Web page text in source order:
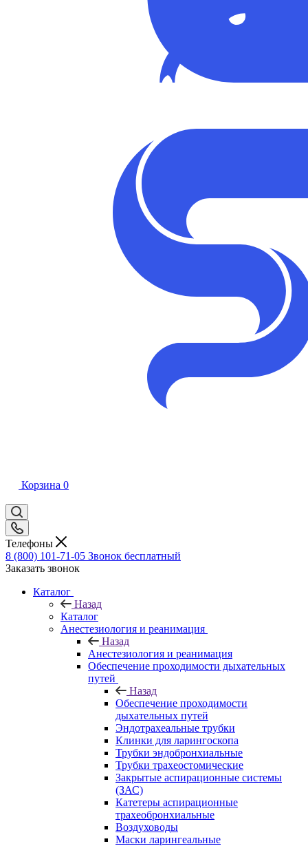
Корзина 0
Телефоны
8 (800) 101-71-05 Звонок бесплатный
Заказать звонок
Каталог
Назад
Каталог
Анестезиология и реанимация
Назад
Анестезиология и реанимация
Обеспечение проходимости дыхательных
путей
Назад
Обеспечение проходимости
дыхательных путей
Эндотрахеальные трубки
Клинки для ларингоскопа
Трубки эндобронхиальные
Трубки трахеостомические
Закрытые аспирационные системы
(ЗАС)
Катетеры аспирационные
трахеобронхиальные
Воздуховоды
Маски ларингеальные